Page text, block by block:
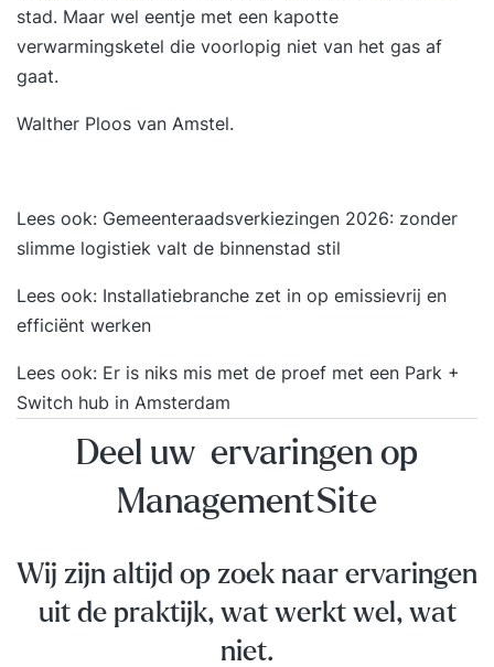
stad. Maar wel eentje met een kapotte
verwarmingsketel die voorlopig niet van het gas af
gaat.
Walther Ploos van Amstel.
Lees ook: Gemeenteraadsverkiezingen 2026: zonder
slimme logistiek valt de binnenstad stil
Lees ook: Installatiebranche zet in op emissievrij en
efficiënt werken
Lees ook: Er is niks mis met de proef met een Park +
Switch hub in Amsterdam
Deel uw ervaringen op
ManagementSite
Wij zijn altijd op zoek naar ervaringen
uit de praktijk, wat werkt wel, wat
niet.